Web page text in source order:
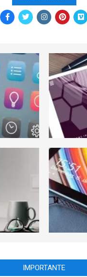
IMPORTANTE